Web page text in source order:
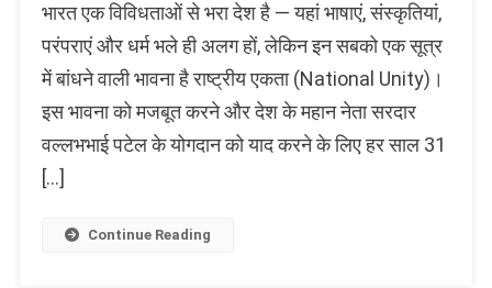
Ekta
Diwas
2025:
राष्ट्रीय
एकता
पर
भारत एक विविधताओं से भरा देश है — यहां भाषाएं, संस्कृतियां,
परंपराएं और धर्म भले ही अलग हों, लेकिन इन सबको एक सूत्र
में बांधने वाली भावना है राष्ट्रीय एकता (National Unity)।
इस भावना को मजबूत करने और देश के महान नेता सरदार
वल्लभभाई पटेल के योगदान को याद करने के लिए हर साल 31
[…]
Continue Reading